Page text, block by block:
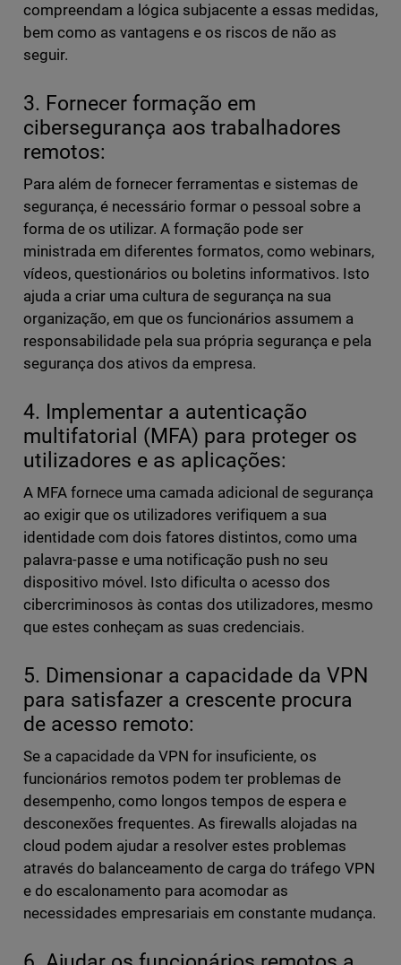
compreendam a lógica subjacente a essas medidas,
bem como as vantagens e os riscos de não as
seguir.
3. Fornecer formação em
cibersegurança aos trabalhadores
remotos:
Para além de fornecer ferramentas e sistemas de
segurança, é necessário formar o pessoal sobre a
forma de os utilizar. A formação pode ser
ministrada em diferentes formatos, como webinars,
vídeos, questionários ou boletins informativos. Isto
ajuda a criar uma cultura de segurança na sua
organização, em que os funcionários assumem a
responsabilidade pela sua própria segurança e pela
segurança dos ativos da empresa.
4. Implementar a autenticação
multifatorial (MFA) para proteger os
utilizadores e as aplicações:
A MFA fornece uma camada adicional de segurança
ao exigir que os utilizadores verifiquem a sua
identidade com dois fatores distintos, como uma
palavra-passe e uma notificação push no seu
dispositivo móvel. Isto dificulta o acesso dos
cibercriminosos às contas dos utilizadores, mesmo
que estes conheçam as suas credenciais.
5. Dimensionar a capacidade da VPN
para satisfazer a crescente procura
de acesso remoto:
Se a capacidade da VPN for insuficiente, os
funcionários remotos podem ter problemas de
desempenho, como longos tempos de espera e
desconexões frequentes. As firewalls alojadas na
cloud podem ajudar a resolver estes problemas
através do balanceamento de carga do tráfego VPN
e do escalonamento para acomodar as
necessidades empresariais em constante mudança.